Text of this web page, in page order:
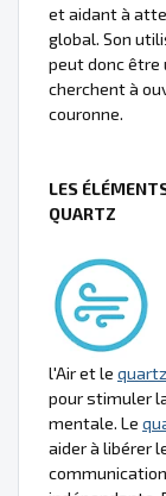
et aidant à
global. Son
peut donc être
cherchent à
couronne.
LES
QUARTZ
l'Air et le quartz
pour stimuler
mentale. Le
aider à libérer